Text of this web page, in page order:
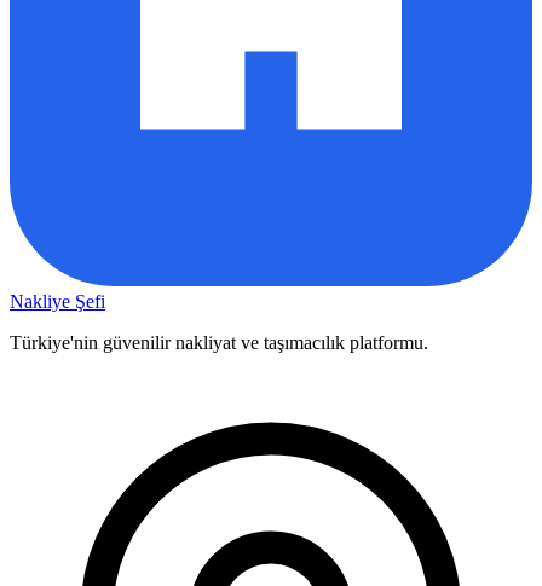
Nakliye Şefi
Türkiye'nin güvenilir nakliyat ve taşımacılık platformu.